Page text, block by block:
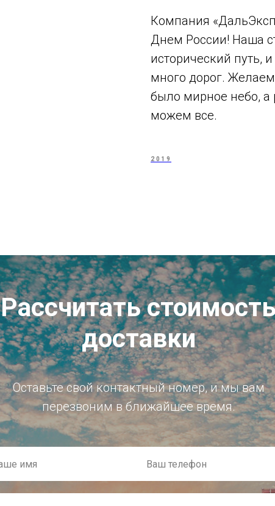
Компания
Днем России! Наша
исторический путь,
много дорог.
было мирное небо,
можем все.
2019
Рассчитать
доставки
Оставьте свой контактный номер, и мы вам
перезвоним в ближайшее время.